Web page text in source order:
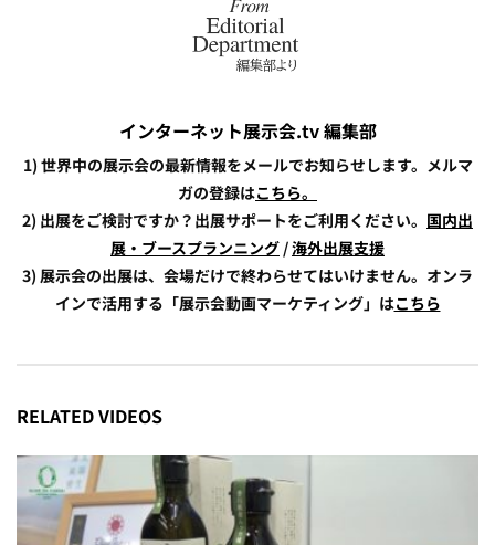
インターネット展示会.tv 編集部
1) 世界中の展示会の最新情報をメールでお知らせします。メルマ
ガの登録はこちら。
2) 出展をご検討ですか？出展サポートをご利用ください。 国内出
展・ブースプランニング /海外出展支援
3) 展示会の出展は、会場だけで終わらせてはいけません。オンラ
インで活用する「展示会動画マーケティング」はこちら
RELATED VIDEOS